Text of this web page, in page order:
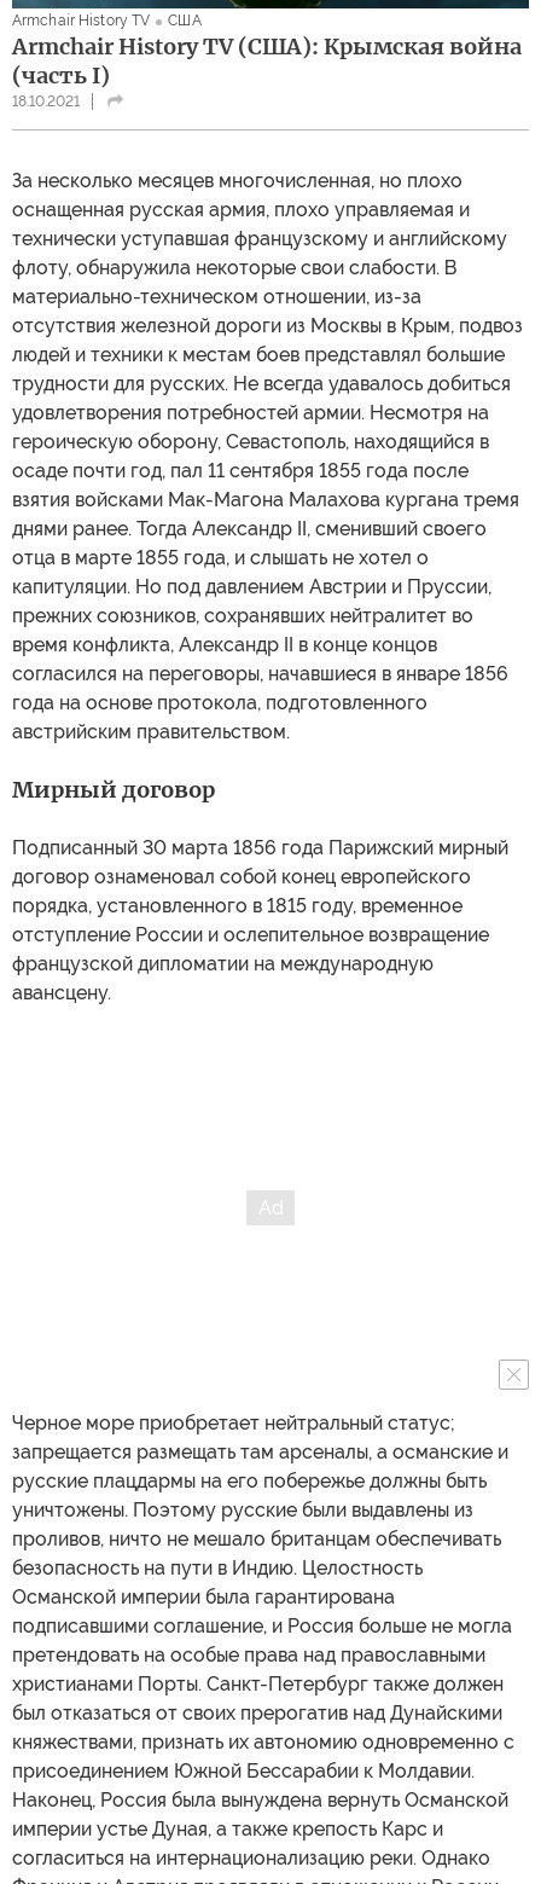
Armchair History TV США
Armchair History TV (США): Крымская война
(часть I)
18.10.2021
За несколько месяцев многочисленная, но плохо
оснащенная русская армия, плохо управляемая и
технически уступавшая французскому и английскому
флоту, обнаружила некоторые свои слабости. В
материально-техническом отношении, из-за
отсутствия железной дороги из Москвы в Крым, подвоз
людей и техники к местам боев представлял большие
трудности для русских. Не всегда удавалось добиться
удовлетворения потребностей армии. Несмотря на
героическую оборону, Севастополь, находящийся в
осаде почти год, пал 11 сентября 1855 года после
взятия войсками Мак-Магона Малахова кургана тремя
днями ранее. Тогда Александр II, сменивший своего
отца в марте 1855 года, и слышать не хотел о
капитуляции. Но под давлением Австрии и Пруссии,
прежних союзников, сохранявших нейтралитет во
время конфликта, Александр II в конце концов
согласился на переговоры, начавшиеся в январе 1856
года на основе протокола, подготовленного
австрийским правительством.
Мирный договор
Подписанный 30 марта 1856 года Парижский мирный
договор ознаменовал собой конец европейского
порядка, установленного в 1815 году, временное
отступление России и ослепительное возвращение
французской дипломатии на международную
авансцену.
Черное море приобретает нейтральный статус;
запрещается размещать там арсеналы, а османские и
русские плацдармы на его побережье должны быть
уничтожены. Поэтому русские были выдавлены из
проливов, ничто не мешало британцам обеспечивать
безопасность на пути в Индию. Целостность
Османской империи была гарантирована
подписавшими соглашение, и Россия больше не могла
претендовать на особые права над православными
христианами Порты. Санкт-Петербург также должен
был отказаться от своих прерогатив над Дунайскими
княжествами, признать их автономию одновременно с
присоединением Южной Бессарабии к Молдавии.
Наконец, Россия была вынуждена вернуть Османской
империи устье Дуная, а также крепость Карс и
согласиться на интернационализацию реки. Однако